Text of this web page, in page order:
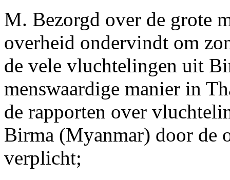
M. Bezorgd over de grote
overheid ondervindt om
de vele vluchtelingen uit
menswaardige manier in
de rapporten over
Birma (Myanmar) door de
verplicht;